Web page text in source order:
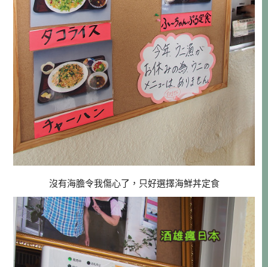
沒有海膽令我傷心了，只好選擇海鮮丼定食